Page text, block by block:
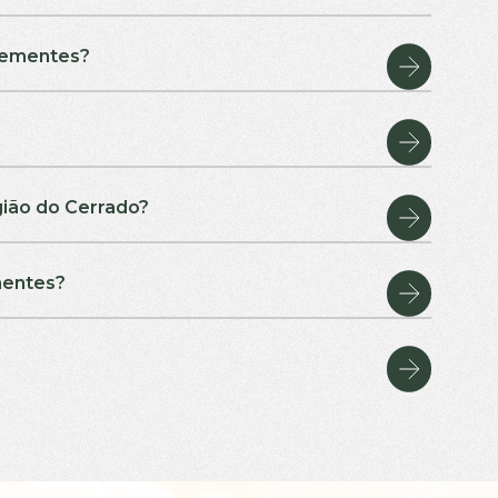
11 opções de Tratamento
(PROMAX), nas linhas
PROMAX.
disponível nas linhas Essencial,
para a semeadura,
de alta performance.
do Cerrado?
dos lotes de semente